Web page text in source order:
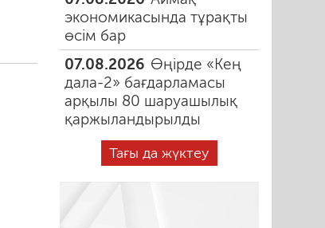
экономикасында тұрақты
өсім бар
07.08.2026 Өңірде «Кең
дала-2» бағдарламасы
арқылы 80 шаруашылық
қаржыландырылды
Тағы да жүктеу